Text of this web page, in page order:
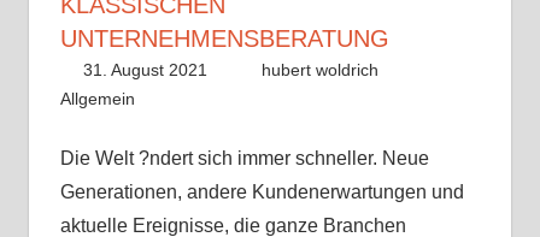
UNTERNEHMENSBERATUNG
31. August 2021
hubert woldrich
Allgemein
Die Welt ?ndert sich immer schneller. Neue
Generationen, andere Kundenerwartungen und
aktuelle Ereignisse, die ganze Branchen